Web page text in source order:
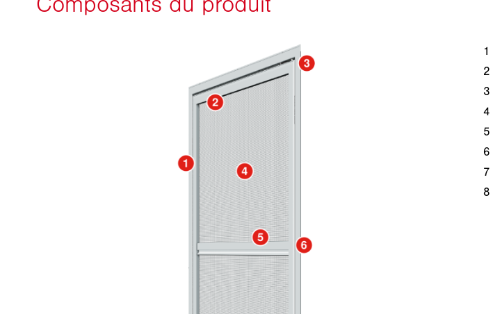
1
2
3
4
5
6
7
8